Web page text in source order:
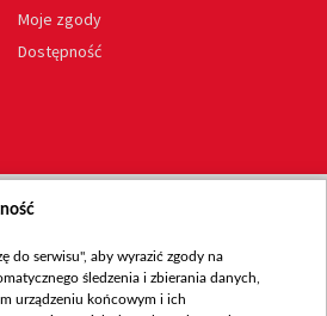
Moje zgody
Dostępność
do serwisu", aby wyrazić zgody na
śledzenia i zbierania danych,
urządzeniu końcowym i ich